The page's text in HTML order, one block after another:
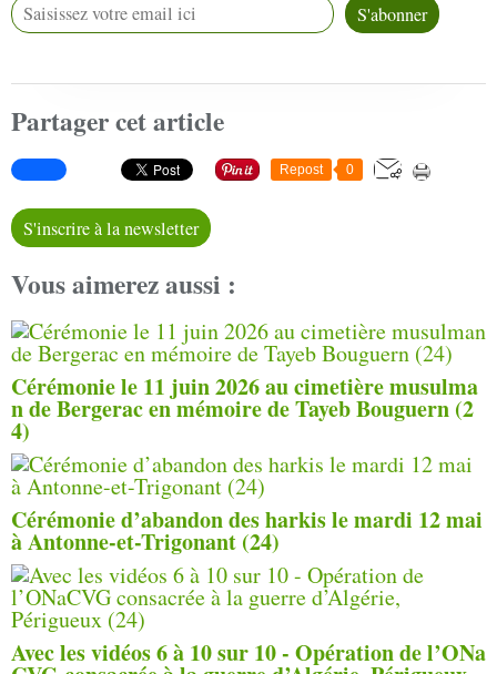
Partager cet article
Repost 0
S'inscrire à la newsletter
Vous aimerez aussi :
Cérémonie le 11 juin 2026 au cimetière musulma
n de Bergerac en mémoire de Tayeb Bouguern (2
4)
Cérémonie d’abandon des harkis le mardi 12 mai
à Antonne-et-Trigonant (24)
Avec les vidéos 6 à 10 sur 10 - Opération de l’ONa